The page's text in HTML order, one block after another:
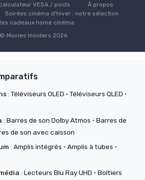
VESA / poids
À propos
Soirées cinéma d'hiver : notre sélection
cadeaux home cinéma
© Movies Insiders 2026
:Téléviseurs OLED ·Téléviseurs QLED ·
: Barres de son Dolby Atmos · Barres de
de son avec caisson
: Amplis intégrés · Amplis à tubes ·
: Lecteurs Blu Ray UHD · Boîtiers